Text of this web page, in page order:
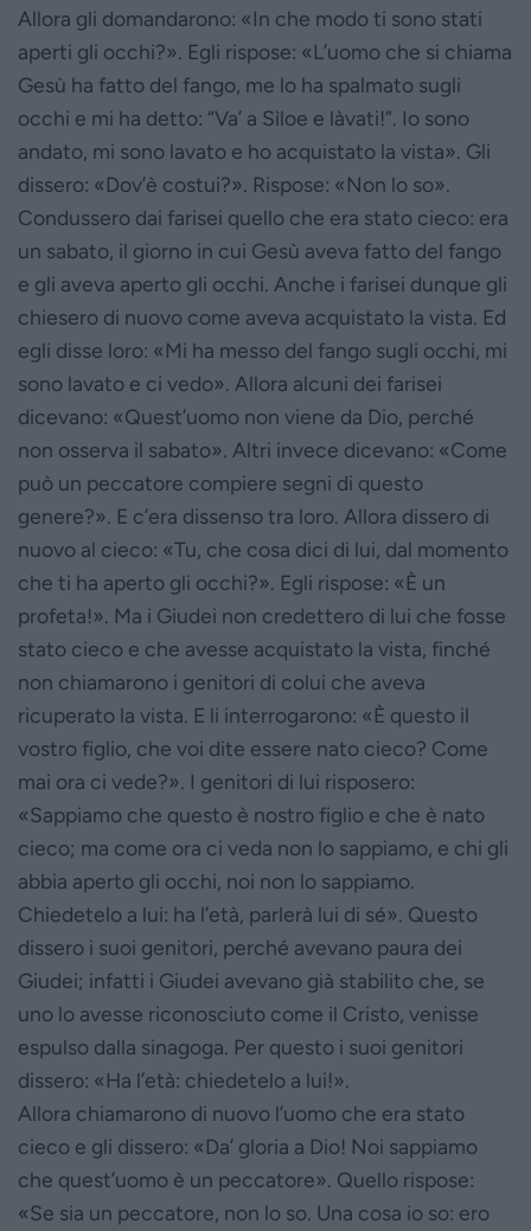
Allora gli domandarono: «In che modo ti sono stati
aperti gli occhi?». Egli rispose: «L’uomo che si chiama
Gesù ha fatto del fango, me lo ha spalmato sugli
occhi e mi ha detto: “Va’ a Sìloe e làvati!”. Io sono
andato, mi sono lavato e ho acquistato la vista». Gli
dissero: «Dov’è costui?». Rispose: «Non lo so».
Condussero dai farisei quello che era stato cieco: era
un sabato, il giorno in cui Gesù aveva fatto del fango
e gli aveva aperto gli occhi. Anche i farisei dunque gli
chiesero di nuovo come aveva acquistato la vista. Ed
egli disse loro: «Mi ha messo del fango sugli occhi, mi
sono lavato e ci vedo». Allora alcuni dei farisei
dicevano: «Quest’uomo non viene da Dio, perché
non osserva il sabato». Altri invece dicevano: «Come
può un peccatore compiere segni di questo
genere?». E c’era dissenso tra loro. Allora dissero di
nuovo al cieco: «Tu, che cosa dici di lui, dal momento
che ti ha aperto gli occhi?». Egli rispose: «È un
profeta!». Ma i Giudei non credettero di lui che fosse
stato cieco e che avesse acquistato la vista, finché
non chiamarono i genitori di colui che aveva
ricuperato la vista. E li interrogarono: «È questo il
vostro figlio, che voi dite essere nato cieco? Come
mai ora ci vede?». I genitori di lui risposero:
«Sappiamo che questo è nostro figlio e che è nato
cieco; ma come ora ci veda non lo sappiamo, e chi gli
abbia aperto gli occhi, noi non lo sappiamo.
Chiedetelo a lui: ha l’età, parlerà lui di sé». Questo
dissero i suoi genitori, perché avevano paura dei
Giudei; infatti i Giudei avevano già stabilito che, se
uno lo avesse riconosciuto come il Cristo, venisse
espulso dalla sinagoga. Per questo i suoi genitori
dissero: «Ha l’età: chiedetelo a lui!».
Allora chiamarono di nuovo l’uomo che era stato
cieco e gli dissero: «Da’ gloria a Dio! Noi sappiamo
che quest’uomo è un peccatore». Quello rispose:
«Se sia un peccatore, non lo so. Una cosa io so: ero